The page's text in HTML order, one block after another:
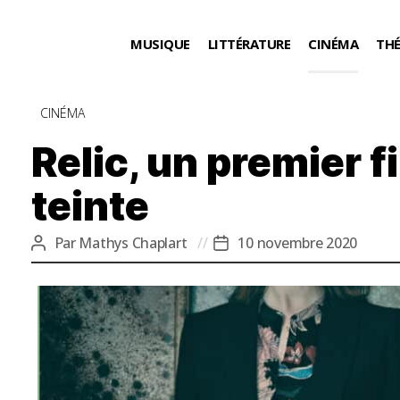
MUSIQUE LITTÉRATURE CINÉMA
Catégories
CINÉMA
Relic, un premier
teinte
Auteur
de
l’article
Par Mathys Chaplart
Date
de
l’article
10 novembre 2020